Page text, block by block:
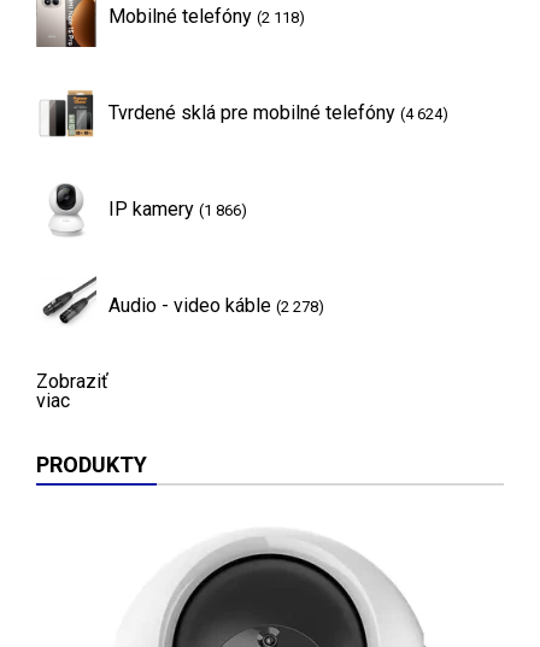
Mobilné telefóny (2 118)
Tvrdené sklá pre mobilné telefóny (4 624)
IP kamery (1 866)
Audio - video káble (2 278)
Zobraziť
viac
PRODUKTY